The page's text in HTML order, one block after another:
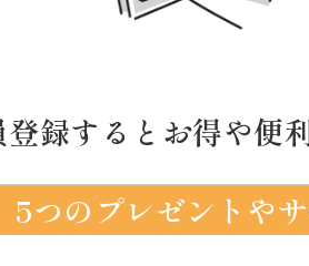
登録するとお得や便
5つのプレゼントや